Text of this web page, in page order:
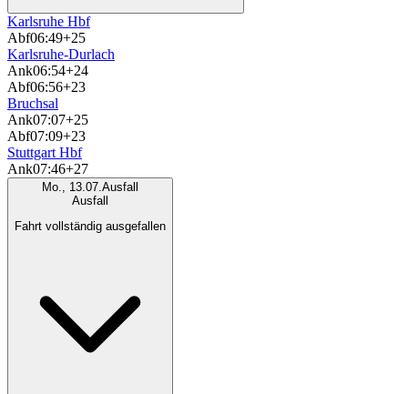
Karlsruhe Hbf
Abf06:49+25
Karlsruhe-Durlach
Ank06:54+24
Abf06:56+23
Bruchsal
Ank07:07+25
Abf07:09+23
Stuttgart Hbf
Ank07:46+27
Mo., 13.07.Ausfall
Ausfall
Fahrt vollständig ausgefallen